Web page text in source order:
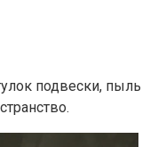
подвески,